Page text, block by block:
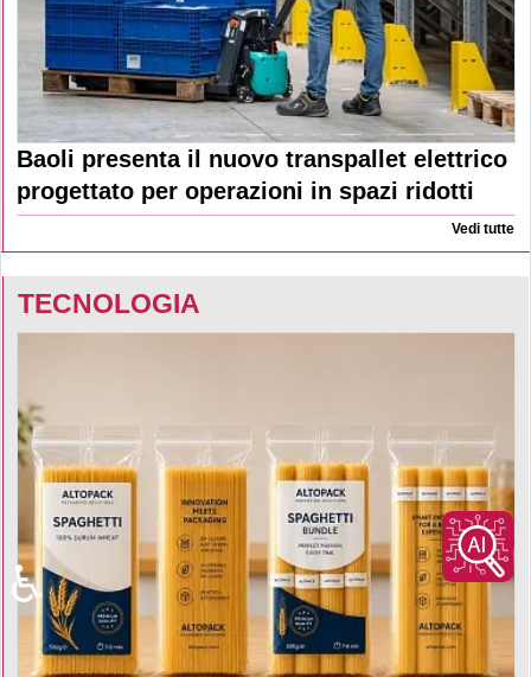
Baoli presenta il nuovo transpallet elettrico
progettato per operazioni in spazi ridotti
Vedi tutte
TECNOLOGIA